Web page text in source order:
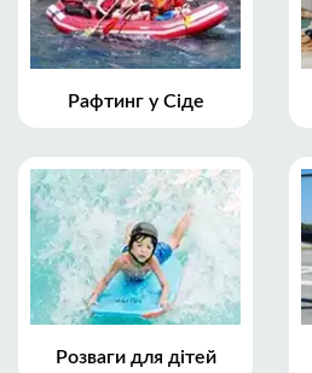
Рафтинг у Сіде
Розваги для дітей